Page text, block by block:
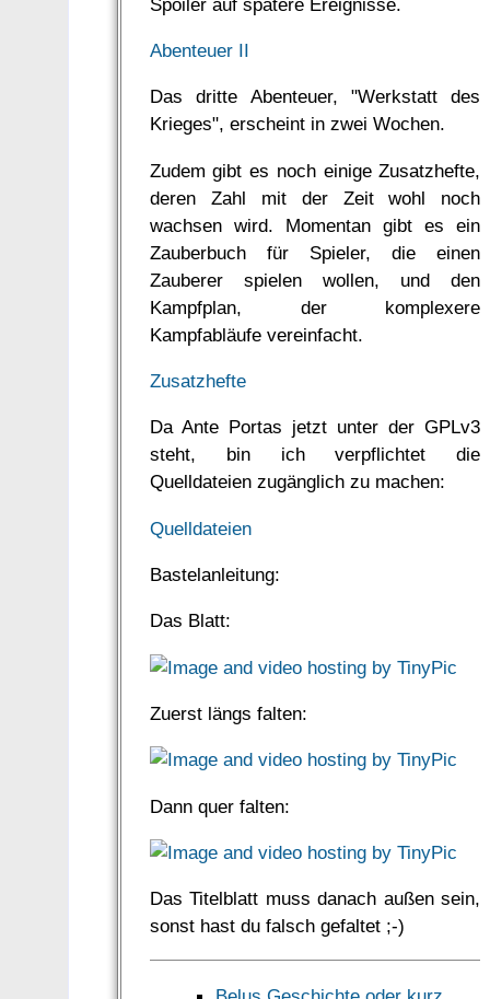
Abenteuer II
Das dritte Abenteuer, "Werkstatt des
Krieges", erscheint in zwei Wochen.
Zudem gibt es noch einige Zusatzhefte,
deren Zahl mit der Zeit wohl noch
wachsen wird. Momentan gibt es ein
Zauberbuch für Spieler, die einen
Zauberer spielen wollen, und den
Kampfplan, der komplexere
Kampfabläufe vereinfacht.
Zusatzhefte
Da Ante Portas jetzt unter der GPLv3
steht, bin ich verpflichtet die
Quelldateien zugänglich zu machen:
Quelldateien
Bastelanleitung:
Das Blatt:
Zuerst längs falten:
Dann quer falten:
Das Titelblatt muss danach außen sein,
sonst hast du falsch gefaltet ;-)